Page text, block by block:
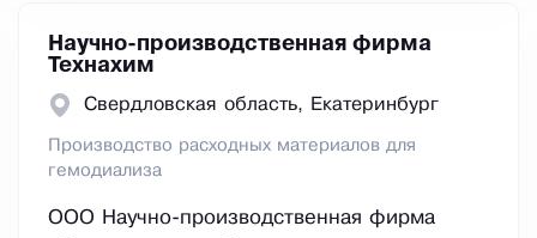
Научно-производственная фирма
Технахим
Свердловская область, Екатеринбург
Производство расходных материалов для
гемодиализа
ООО Научно-производственная фирма